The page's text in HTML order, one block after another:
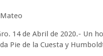
14 de Abril de 2020.- Un
Pie de la Cuesta y